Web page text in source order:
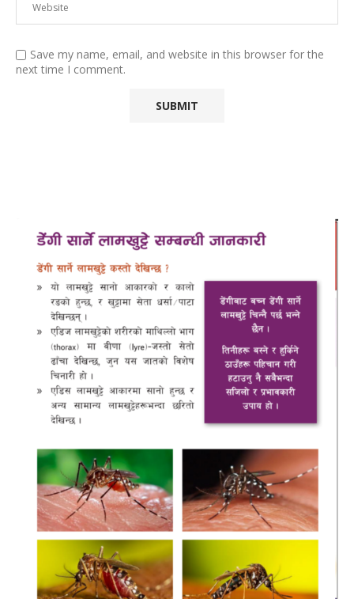
Save my name, email, and website in this browser for the
next time I comment.